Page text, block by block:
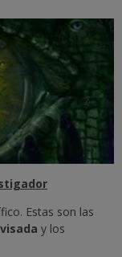
Estas son las
y los